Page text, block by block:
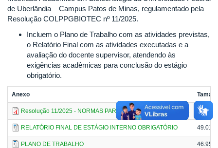
de Uberlândia – Campus Patos de Minas, regulamentado pela
Resolução COLPPGBIOTEC nº 11/2025.
Incluem o Plano de Trabalho com as atividades previstas,
o Relatório Final com as atividades executadas e a
avaliação do docente supervisor, atendendo às
exigências acadêmicas para conclusão do estágio
obrigatório.
Anexo
Resolução 11/2025 - NORMAS PARA ESTÁGIO EM DOCÊNCIA 194.49
RELATÓRIO FINAL DE ESTÁGIO INTERNO OBRIGATÓRIO 49.01
PLANO DE TRABALHO 46.95